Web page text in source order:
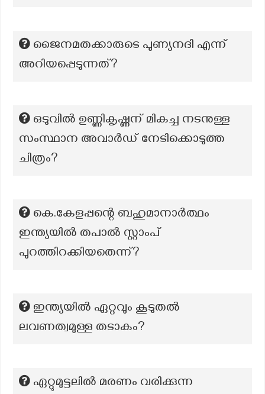
ജൈനമതക്കാരുടെ പുണ്യനദി എന്ന്
അറിയപ്പെടുന്നത്?
ഒടുവില്‍ ഉണ്ണികൃഷ്ണന് മികച്ച നടനുള്ള
സംസ്ഥാന അവാര്‍ഡ്‌ നേടിക്കൊടുത്ത
ചിത്രം?
കെ.കേളപ്പന്റെ ബഹുമാനാർത്ഥം
ഇന്ത്യയിൽ തപാൽ സ്റ്റാംപ്
പുറത്തിറക്കിയതെന്ന്?
ഇന്ത്യയിൽ ഏറ്റവും കൂടുതൽ
ലവണത്വമുള്ള തടാകം?
ഏറ്റുമുട്ടലിൽ മരണം വരിക്കുന്ന